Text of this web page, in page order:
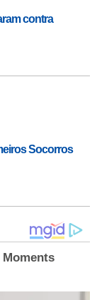
contra
Socorros